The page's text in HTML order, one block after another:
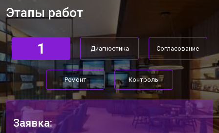
Этапы работ
1 Диагностика Согласование
Ремонт Контроль
Заявка: